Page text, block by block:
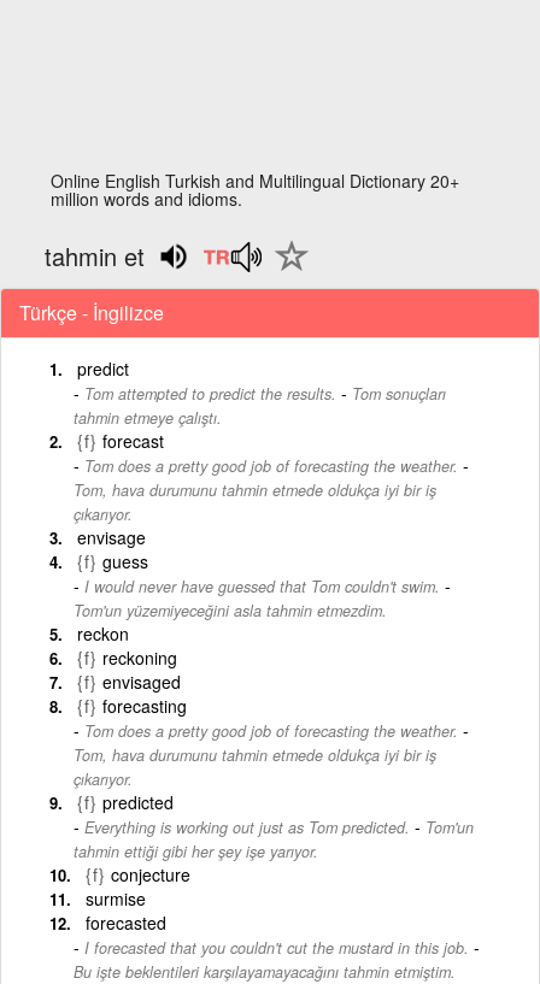
Online English Turkish and Multilingual Dictionary 20+
million words and idioms.
tahmin et
Türkçe - İngilizce
predict
Tom attempted to predict the results. - Tom sonuçları
tahmin etmeye çalıştı.
{f} forecast
Tom does a pretty good job of forecasting the weather. -
Tom, hava durumunu tahmin etmede oldukça iyi bir iş
çıkarıyor.
envisage
{f} guess
I would never have guessed that Tom couldn't swim. -
Tom'un yüzemiyeceğini asla tahmin etmezdim.
reckon
{f} reckoning
{f} envisaged
{f} forecasting
Tom does a pretty good job of forecasting the weather. -
Tom, hava durumunu tahmin etmede oldukça iyi bir iş
çıkarıyor.
{f} predicted
Everything is working out just as Tom predicted. - Tom'un
tahmin ettiği gibi her şey işe yarıyor.
{f} conjecture
surmise
forecasted
I forecasted that you couldn't cut the mustard in this job. -
Bu işte beklentileri karşılayamayacağını tahmin etmiştim.